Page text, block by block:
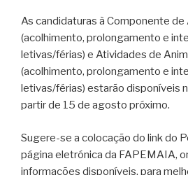
As candidaturas à Componente de
(acolhimento, prolongamento e
letivas/férias) e Atividades de
(acolhimento, prolongamento e
letivas/férias) estarão disponíveis
partir de 15 de agosto próximo.
Sugere-se a colocação do link do
página eletrónica da FAPEMAIA,
informações disponíveis, para